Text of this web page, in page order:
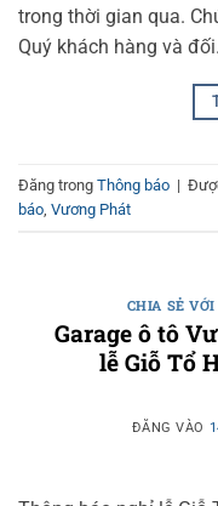
trong thời gian qua.
Quý khách hàng và
Đăng trong Thông báo |
báo Vương Phát
CHIA SẺ
Garage ô tô
lễ Giỗ Tổ
ĐĂNG VÀO